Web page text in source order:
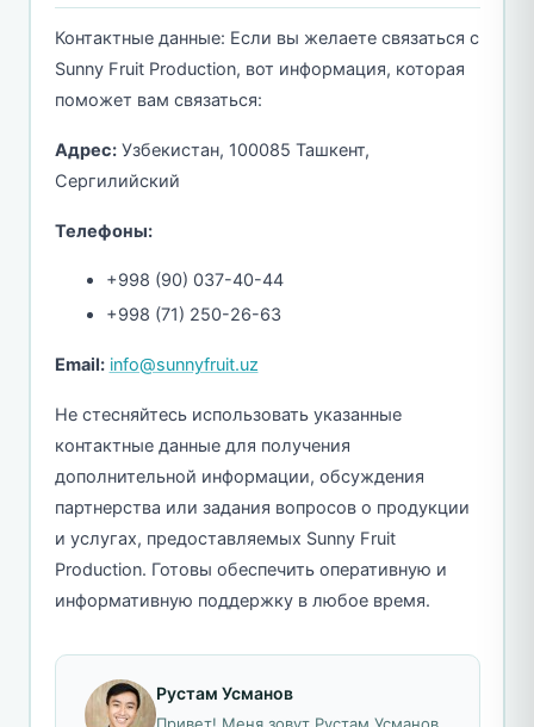
Контактные данные: Если вы желаете связаться с
Sunny Fruit Production, вот информация, которая
поможет вам связаться:
Адрес:Узбекистан, 100085 Ташкент,
Сергилийский
Телефоны:
+998 (90) 037-40-44
+998 (71) 250-26-63
Email: info@sunnyfruit.uz
Не стесняйтесь использовать указанные
контактные данные для получения
дополнительной информации, обсуждения
партнерства или задания вопросов о продукции
и услугах, предоставляемых Sunny Fruit
Production. Готовы обеспечить оперативную и
информативную поддержку в любое время.
Рустам Усманов